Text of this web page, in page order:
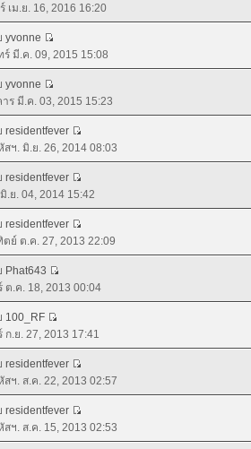
ร์ เม.ย. 16, 2016 16:20
yvonne
ร์ มี.ค. 09, 2015 15:08
yvonne
าร มี.ค. 03, 2015 15:23
residentfever
สฯ. มิ.ย. 26, 2014 08:03
residentfever
.ย. 04, 2014 15:42
residentfever
ตย์ ต.ค. 27, 2013 22:09
Phat643
ต.ค. 18, 2013 00:04
100_RF
ก.ย. 27, 2013 17:41
residentfever
สฯ. ส.ค. 22, 2013 02:57
residentfever
สฯ. ส.ค. 15, 2013 02:53